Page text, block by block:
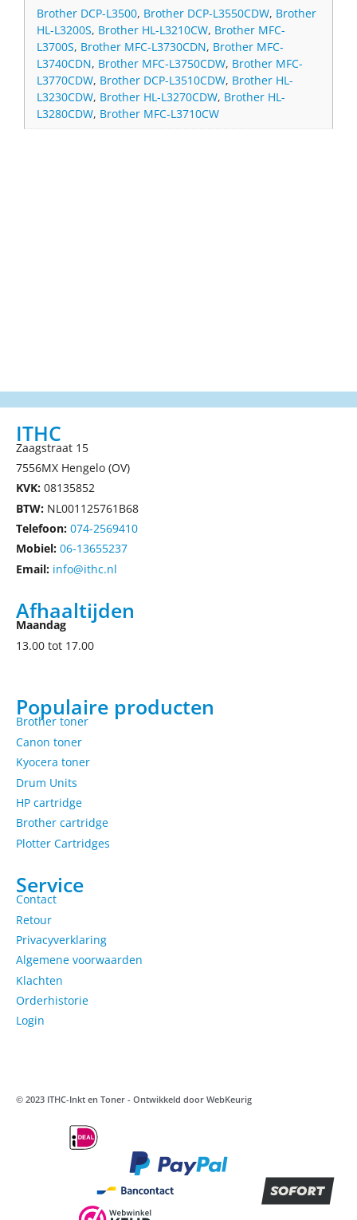
Brother DCP-L3500, Brother DCP-L3550CDW, Brother
HL-L3200S, Brother HL-L3210CW, Brother MFC-
L3700S, Brother MFC-L3730CDN, Brother MFC-
L3740CDN, Brother MFC-L3750CDW, Brother MFC-
L3770CDW, Brother DCP-L3510CDW, Brother HL-
L3230CDW, Brother HL-L3270CDW, Brother HL-
L3280CDW, Brother MFC-L3710CW
ITHC
Zaagstraat 15
7556MX Hengelo (OV)
KVK: 08135852
BTW: NL001125761B68
Telefoon: 074-2569410
Mobiel: 06-13655237
Email: info@ithc.nl
Afhaaltijden
Maandag
13.00 tot 17.00
Populaire producten
Brother toner
Canon toner
Kyocera toner
Drum Units
HP cartridge
Brother cartridge
Plotter Cartridges
Service
Contact
Retour
Privacyverklaring
Algemene voorwaarden
Klachten
Orderhistorie
Login
© 2023 ITHC-Inkt en Toner - Ontwikkeld door WebKeurig